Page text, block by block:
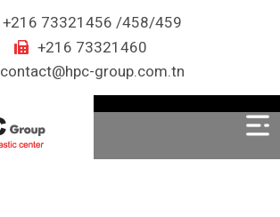
+216 73321456 /458/459
+216 73321460
contact@hpc-group.com.tn